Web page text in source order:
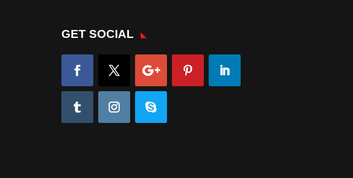
GET SOCIAL